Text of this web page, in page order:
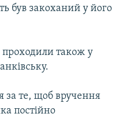
був закоханий у його
проходили також у
за те, щоб вручення
постійно